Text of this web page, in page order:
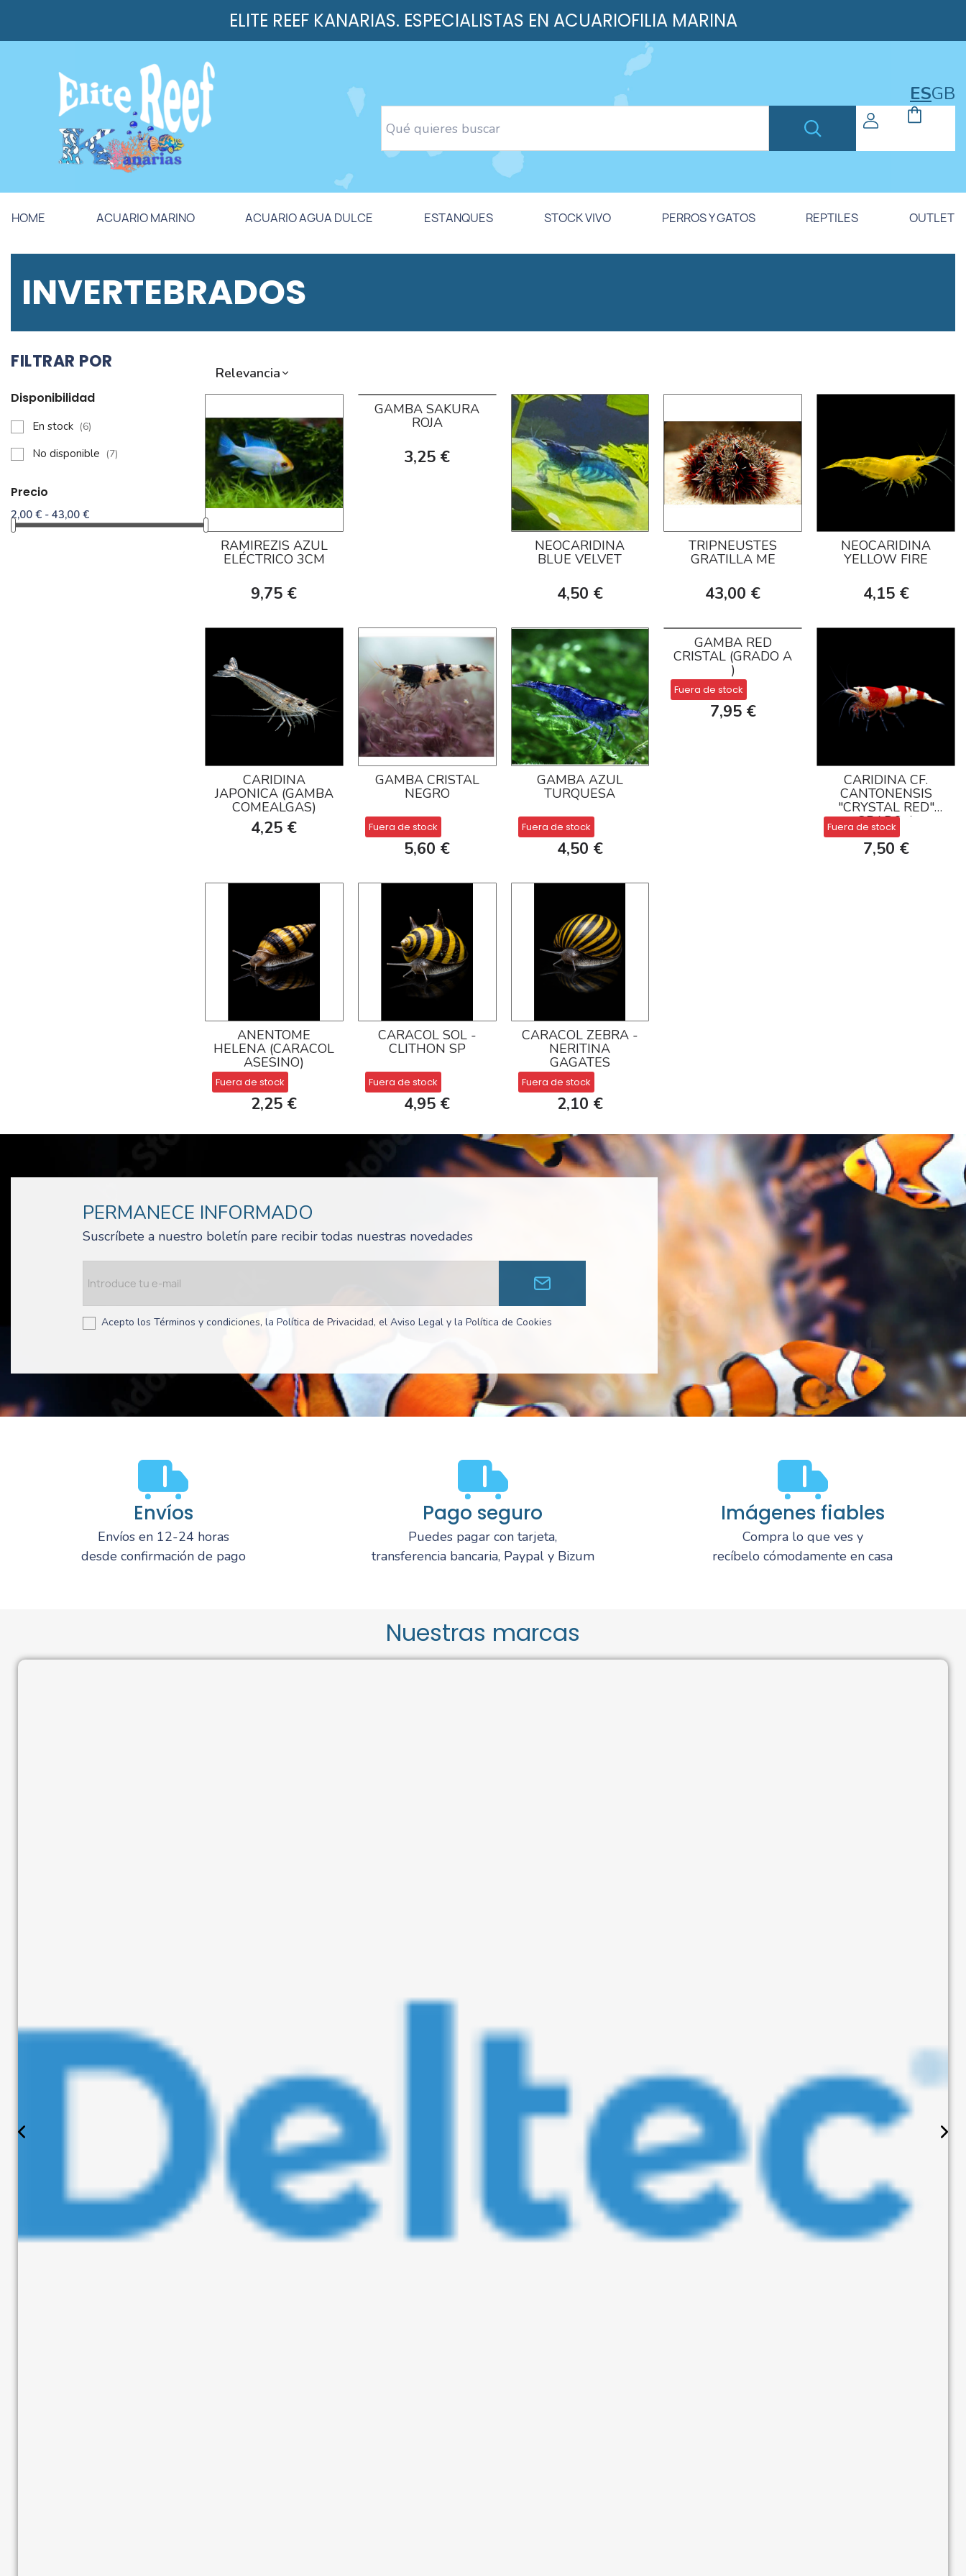
ELITE REEF KANARIAS. ESPECIALISTAS EN ACUARIOFILIA MARINA
ESGB
HOME ACUARIO MARINO ACUARIO AGUA DULCE ESTANQUES STOCK VIVO PERROS Y GATOS REPTILES OUTLET
INVERTEBRADOS
FILTRAR POR
Disponibilidad
En stock (6)
No disponible (7)
Precio
2,00 € - 43,00 €
Relevancia
RAMIREZIS AZUL
ELÉCTRICO 3CM
9,75 €
GAMBA SAKURA
ROJA
3,25 €
NEOCARIDINA
BLUE VELVET
4,50 €
TRIPNEUSTES
GRATILLA ME
43,00 €
NEOCARIDINA
YELLOW FIRE
4,15 €
CARIDINA
JAPONICA (GAMBA
COMEALGAS)
4,25 €
GAMBA CRISTAL
NEGRO
Fuera de stock
5,60 €
GAMBA AZUL
TURQUESA
Fuera de stock
4,50 €
GAMBA RED
CRISTAL (GRADO A
)
Fuera de stock
7,95 €
CARIDINA CF.
CANTONENSIS
"CRYSTAL RED"
GRADO A
Fuera de stock
7,50 €
ANENTOME
HELENA (CARACOL
ASESINO)
Fuera de stock
2,25 €
CARACOL SOL -
CLITHON SP
Fuera de stock
4,95 €
CARACOL ZEBRA -
NERITINA
GAGATES
Fuera de stock
2,10 €
PERMANECE INFORMADO
Suscríbete a nuestro boletín pare recibir todas nuestras novedades
Acepto los Términos y condiciones, la Política de Privacidad, el Aviso Legal y la Política de Cookies
Envíos
Envíos en 12-24 horas
desde confirmación de pago
Pago seguro
Puedes pagar con tarjeta,
transferencia bancaria, Paypal y Bizum
Imágenes fiables
Compra lo que ves y
recíbelo cómodamente en casa
Nuestras marcas